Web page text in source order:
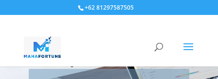
+62 81297587505